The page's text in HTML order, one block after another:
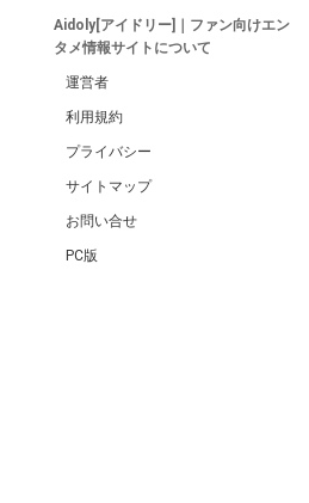
Aidoly[アイドリー]｜ファン向けエン
タメ情報サイトについて
運営者
利用規約
プライバシー
サイトマップ
お問い合せ
PC版